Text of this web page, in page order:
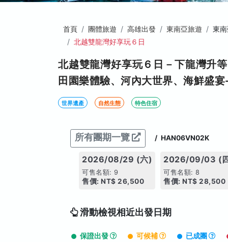
首頁 團體旅遊 高雄出發 東南亞旅遊
東
北越雙龍灣好享玩６日
北越雙龍灣好享玩６日－下龍灣升
田園樂體驗、河內大世界、海鮮盛
世界遺產 自然生態 特色住宿
所有團期一覽 / HAN06VN02K
2026/08/29 (六)
可售名額: 9
售價: NT$ 26,500
2026/09/03 (
可售名額: 8
售價: NT$ 28,500
滑動檢視相近出發日期
保證出發 可候補 已成團